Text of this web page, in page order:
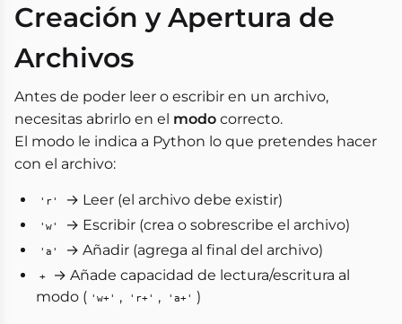
Creación y Apertura de
Archivos
Antes de poder leer o escribir en un archivo,
necesitas abrirlo en el modo correcto.
El modo le indica a Python lo que pretendes hacer
con el archivo:
'r' → Leer (el archivo debe existir)
'w' → Escribir (crea o sobrescribe el archivo)
'a' → Añadir (agrega al final del archivo)
+
→ Añade capacidad de lectura/escritura al
modo ( 'w+' , 'r+' , 'a+' )